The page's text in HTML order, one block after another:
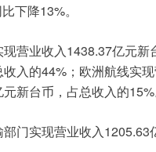
下降13%。
营业收入 1438.37亿元新
收入的44% ；欧洲航线实
元新台币，占总收入的15%
部门实现营业收入 1205.63